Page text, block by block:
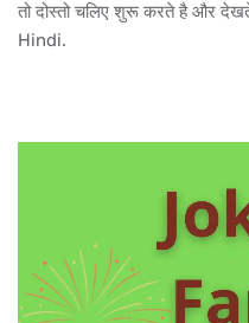
तो दोस्तो चलिए शुरू करते है और
Hindi.